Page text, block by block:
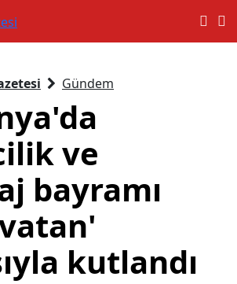
Gündem
ve
bayramı
kutlandı